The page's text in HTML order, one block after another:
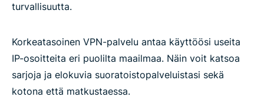
turvallisuutta.
Korkeatasoinen VPN-palvelu antaa käyttöösi useita
IP-osoitteita eri puolilta maailmaa. Näin voit katsoa
sarjoja ja elokuvia suoratoistopalveluistasi sekä
kotona että matkustaessa.